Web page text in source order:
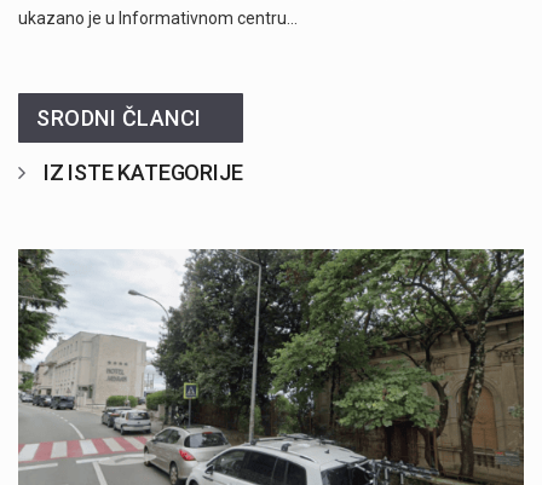
ukazano je u Informativnom centru…
SRODNI ČLANCI
IZ ISTE KATEGORIJE